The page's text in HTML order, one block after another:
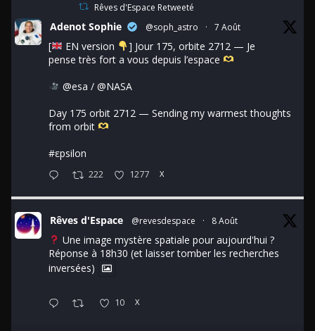
Rêves d'Espace Retweeté
Adenot Sophie @soph_astro · 7 Août
[ EN version
] Jour 175, orbite 2712 — Je
pense très fort a vous depuis l’espace
@esa / @NASA
Day 175 orbit 2712 — Sending my warmest thoughts
from orbit
#εpsilon
222 1277 X
Rêves d'Espace @revesdespace · 8 Août
Une image mystère spatiale pour aujourd'hui ?
Réponse à 18h30 (et laisser tomber les recherches
inversées)
10 X